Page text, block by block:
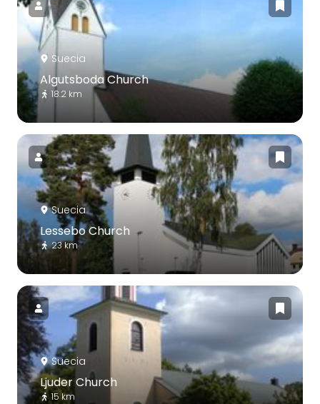
Suecia
Algutsboda Church
18.2 km
Suecia
Lessebo Church
23 km
Suecia
Ljuder Church
15 km